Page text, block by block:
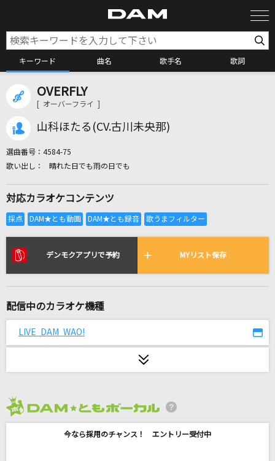
キーワード 曲名 歌手名 歌詞
カラオケ店舗検索
全国りれき
リアルタイムで歌われている曲の一覧
[生音]I LOVE YOU
いつか離れる日が来ても
OVERFLY
[ オーバーフライ ]
山科ほたる(CV.古川未央那)
選曲番号： 4584-75
晴れた日でも雨の日でも
対応カラオケコンテンツ
デンモクアプリで予約 MYリスト保存
配信中のカラオケ機種
LIVE DAM WAO!
今なら採用のチャンス！ エントリー受付中